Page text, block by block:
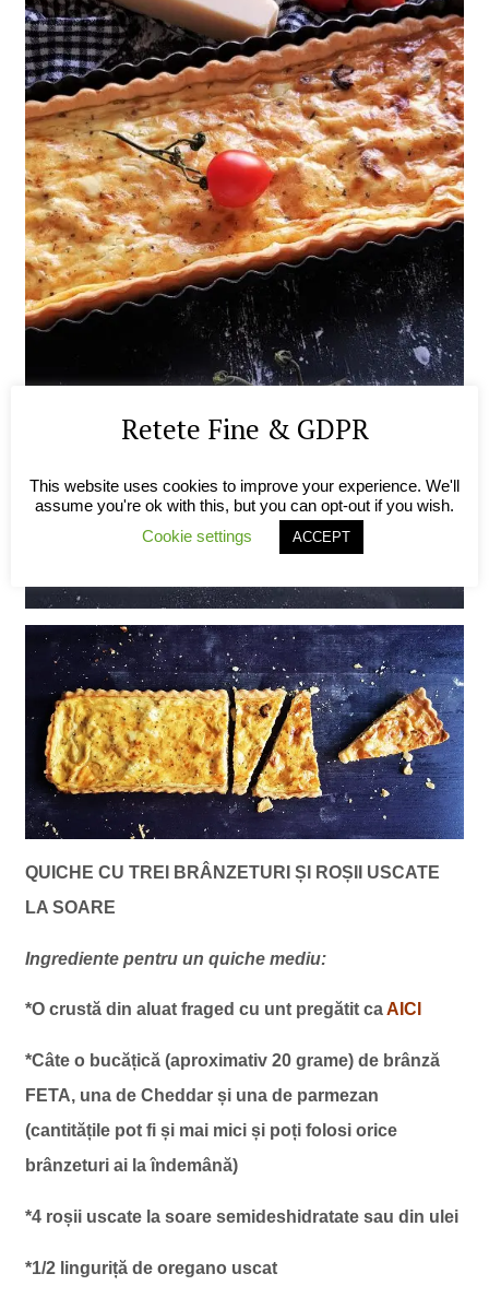
QUICHE CU TREI BRÂNZETURI ȘI ROȘII USCATE
LA SOARE
Ingrediente pentru un quiche mediu:
*O crustă din aluat fraged cu unt pregătit caAICI
*Câte o bucățică (aproximativ 20 grame) de brânză
FETA, una de Cheddar și una de parmezan
(cantitățile pot fi și mai mici și poți folosi orice
brânzeturi ai la îndemână)
*4 roșii uscate la soare semideshidratate sau din ulei
*1/2 linguriță de oregano uscat
Retete Fine & GDPR
This website uses cookies to improve your experience. We'll
assume you're ok with this, but you can opt-out if you wish.
Cookie settings
ACCEPT